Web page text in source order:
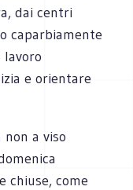
dai centri
caparbiamente
e orientare
a viso
chiuse, come